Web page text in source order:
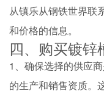
从镇乐从钢铁世界联
和价格的信息。
四、购买镀锌
1、确保选择的供应
的生产和销售资质。